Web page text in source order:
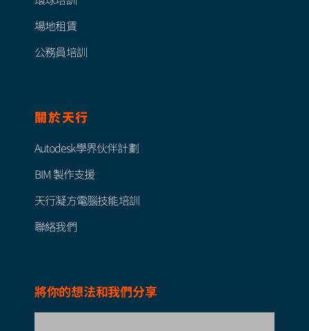
環球培訓
場地租賃
公務員培訓
關於天行
Autodesk學界伙伴計劃
BIM 製作支援
天行凝方電腦技能培訓
聯絡我們
將你的想法和我們分享